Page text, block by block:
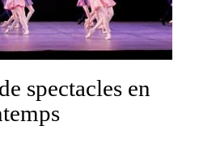
spectacles en